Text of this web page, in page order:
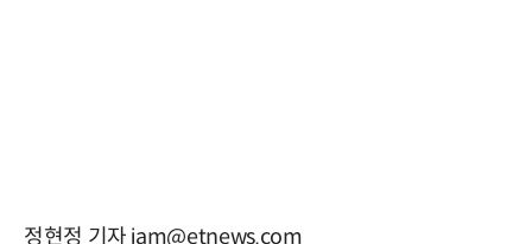
정현정 기자 iam@etnews.com